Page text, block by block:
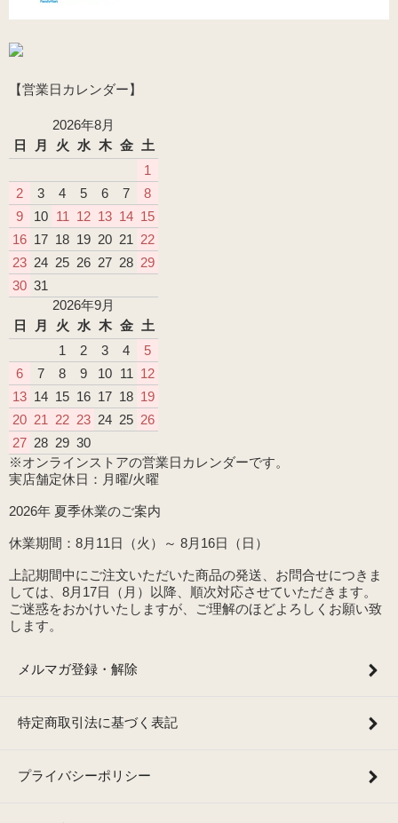
【営業日カレンダー】
2026年8月
日
月 火 水 木 金
土
1
2
3 4 5 6 7
8
9
10 11 12 13 14 15
16 17 18 19 20 21 22
23 24 25 26 27 28 29
30 31
2026年9月
日
月 火 水 木 金
土
1
2 3 4
5
6
7 8 9 10 11 12
13 14 15 16 17 18 19
20 21 22 23 24 25 26
27 28 29 30
※オンラインストアの営業日カレンダーです。
実店舗定休日：月曜/火曜
2026年 夏季休業のご案内
休業期間：8月11日（火）～ 8月16日（日）
上記期間中にご注文いただいた商品の発送、お問合せにつきま
しては、8月17日（月）以降、順次対応させていただきます。
ご迷惑をおかけいたしますが、ご理解のほどよろしくお願い致
します。
メルマガ登録・解除
特定商取引法に基づく表記
プライバシーポリシー